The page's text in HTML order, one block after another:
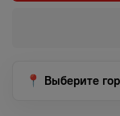
📍 Выберите